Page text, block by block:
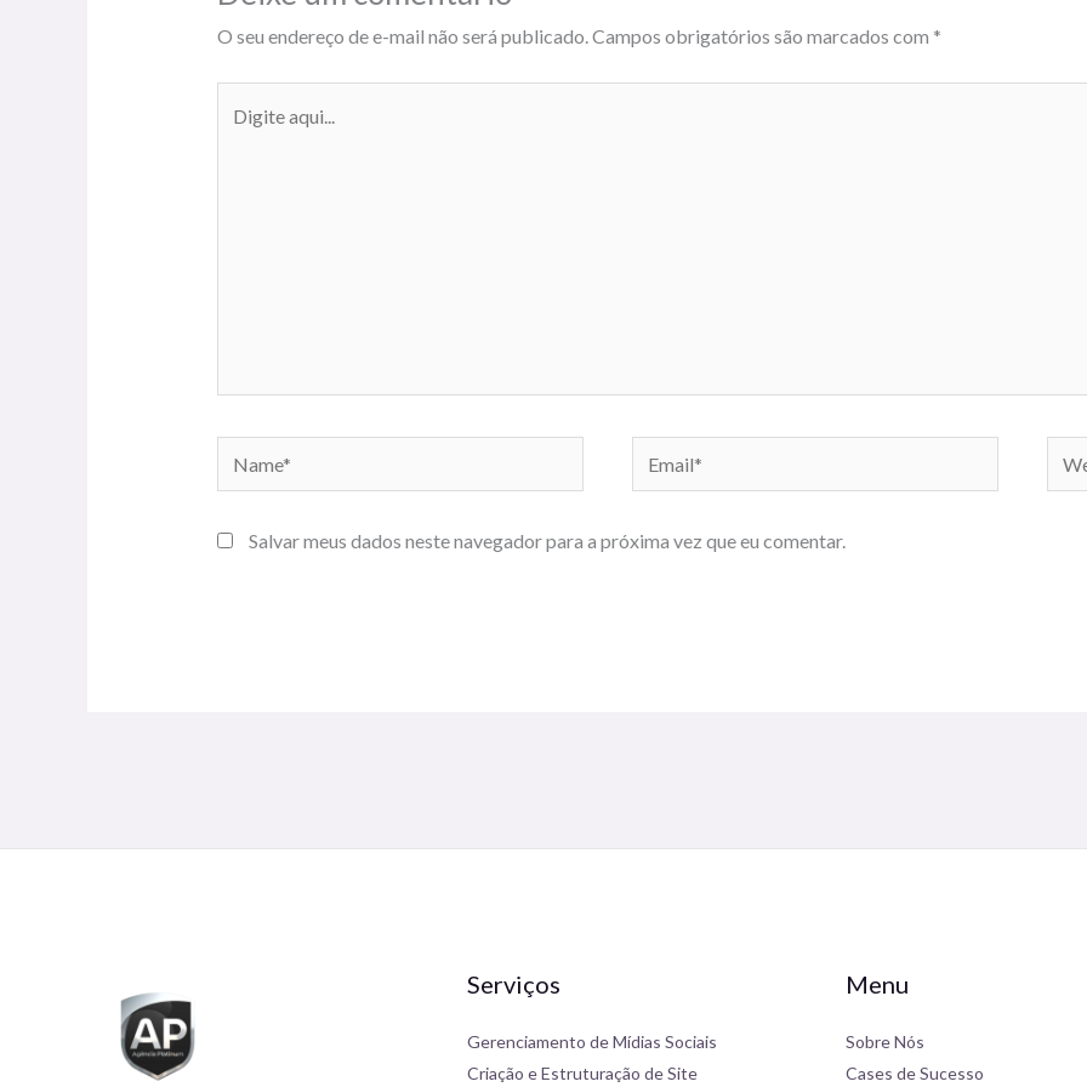
O seu endereço de e-mail não será publicado.Campos obrigatórios são marcados com *
aqui...
Name* Email*
Salvar meus dados neste navegador para a próxima vez que eu comentar.
Serviços
Gerenciamento de Mídias Sociais
Criação e Estruturação de Site
Menu
Sobre Nós
Cases de Sucesso